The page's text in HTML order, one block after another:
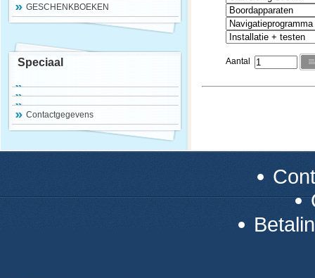
GESCHENKBOEKEN
Speciaal
Contactgegevens
Aantal